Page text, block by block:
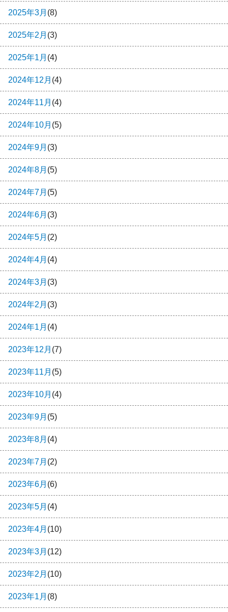
2025年3月 (8)
2025年2月 (3)
2025年1月 (4)
2024年12月 (4)
2024年11月 (4)
2024年10月 (5)
2024年9月 (3)
2024年8月 (5)
2024年7月 (5)
2024年6月 (3)
2024年5月 (2)
2024年4月 (4)
2024年3月 (3)
2024年2月 (3)
2024年1月 (4)
2023年12月 (7)
2023年11月 (5)
2023年10月 (4)
2023年9月 (5)
2023年8月 (4)
2023年7月 (2)
2023年6月 (6)
2023年5月 (4)
2023年4月 (10)
2023年3月 (12)
2023年2月 (10)
2023年1月 (8)